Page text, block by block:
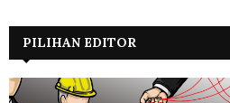
PILIHAN EDITOR